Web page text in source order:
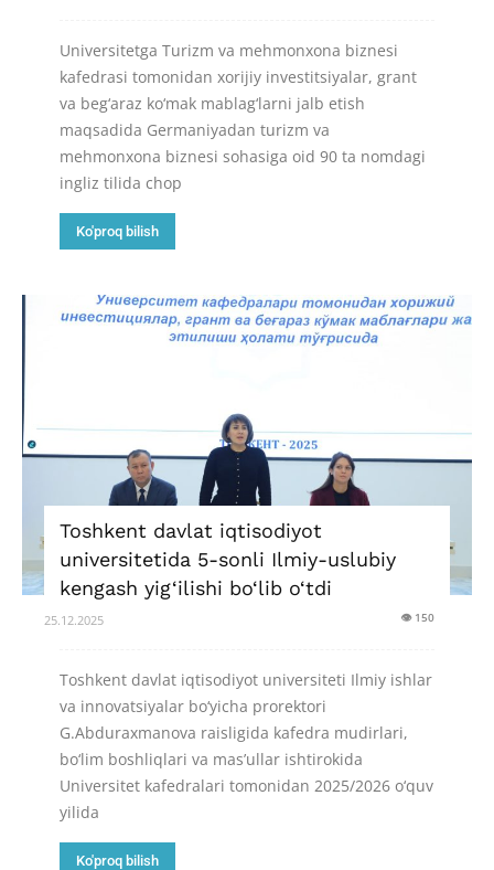
Universitetga Turizm va mehmonxona biznesi
kafedrasi tomonidan xorijiy investitsiyalar, grant
va beg‘araz ko‘mak mablag‘larni jalb etish
maqsadida Germaniyadan turizm va
mehmonxona biznesi sohasiga oid 90 ta nomdagi
ingliz tilida chop
Ko'proq bilish
Toshkent davlat iqtisodiyot
universitetida 5-sonli Ilmiy-uslubiy
kengash yig‘ilishi bo‘lib o‘tdi
25.12.2025 👁 150
Toshkent davlat iqtisodiyot universiteti Ilmiy ishlar
va innovatsiyalar bo‘yicha prorektori
G.Abduraxmanova raisligida kafedra mudirlari,
bo‘lim boshliqlari va mas’ullar ishtirokida
Universitet kafedralari tomonidan 2025/2026 o‘quv
yilida
Ko'proq bilish